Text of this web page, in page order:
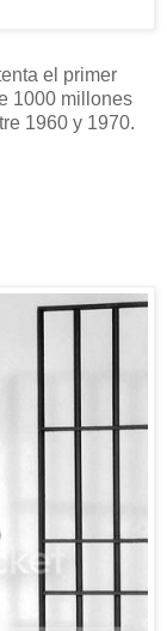
el primer
1000 millones
1960 y 1970.